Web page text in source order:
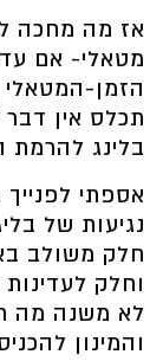
אז מה מחכה
מטאלי- אם
הזמן-
תכלס אין דבר
בלינג להרמת
אספתי
נגיעות של
חלק משולב
וחלק לעדינות
לא משנה מה
והמינון